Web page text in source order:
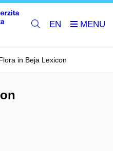
EN
in Beja Lexicon